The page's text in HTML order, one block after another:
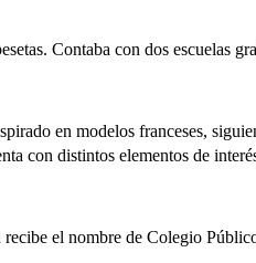
Contaba con dos escuelas
en modelos franceses,
con distintos elementos de
el nombre de Colegio